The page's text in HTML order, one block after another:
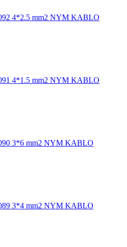
4*2.5 mm2 NYM KABLO
4*1.5 mm2 NYM KABLO
3*6 mm2 NYM KABLO
3*4 mm2 NYM KABLO